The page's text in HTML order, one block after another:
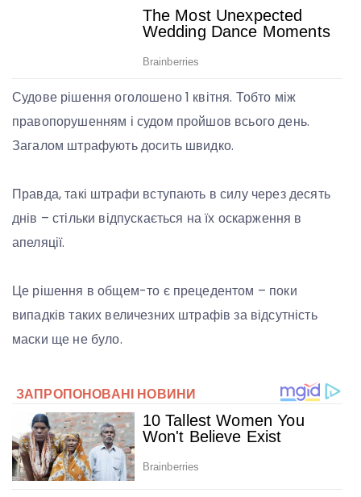
Судове рішення оголошено 1 квітня. Тобто між
правопорушенням і судом пройшов всього день.
Загалом штрафують досить швидко.
Правда, такі штрафи вступають в силу через десять
днів – стільки відпускається на їх оскарження в
апеляції.
Це рішення в общем-то є прецедентом – поки
випадків таких величезних штрафів за відсутність
маски ще не було.